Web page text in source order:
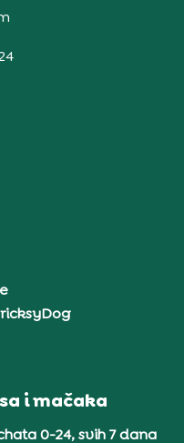
i mačaka
0-24, svih 7 dana